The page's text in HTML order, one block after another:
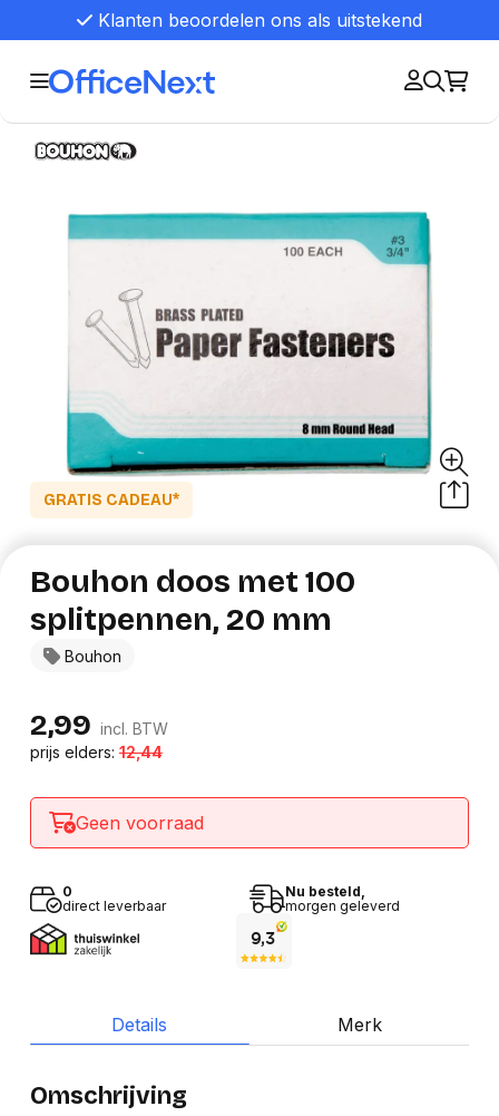
Klanten beoordelen ons als uitstekend
GRATIS CADEAU*
Bouhon
Bouhon doos met 100
splitpennen, 20 mm
2,99 incl. BTW
prijs elders:12,44
Geen voorraad
0
direct leverbaar
Nu besteld,
morgen geleverd
Details Merk
Omschrijving